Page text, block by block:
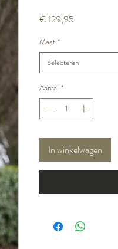
€ 129,95
Maat *
Selecteren
Aantal *
In winkelwagen